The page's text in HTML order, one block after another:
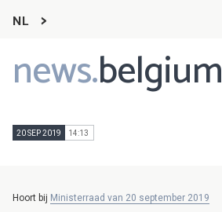
NL
news.belgium
Main
navigation
20 SEP 2019 14:13
Hoort bij Ministerraad van 20 september 2019